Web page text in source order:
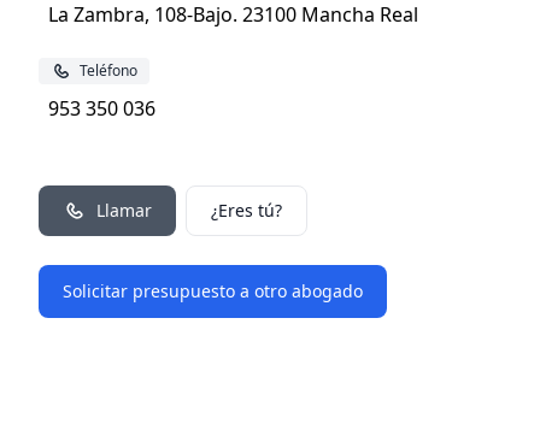
La Zambra, 108-Bajo. 23100 Mancha Real
Teléfono
953 350 036
Llamar ¿Eres tú?
Solicitar presupuesto a otro abogado